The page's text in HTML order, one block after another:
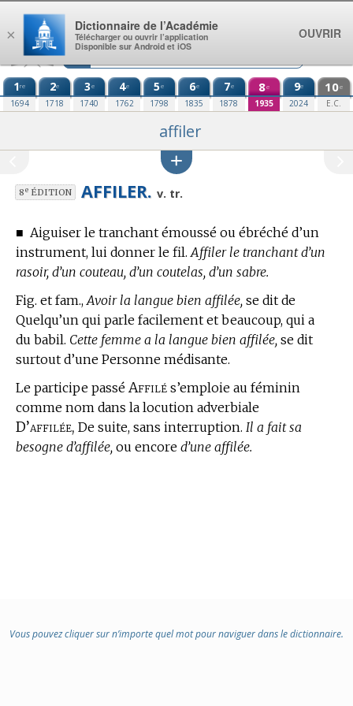
Aller au contenu
1re
1694
2e
1718
3e
1740
4e
1762
5e
1798
6e
1835
7e
1878
8e
1935
9e
2024
10e
E.C.
affiler
8eÉDITION AFFILER. v. tr.
■ Aiguiser le tranchant émoussé ou ébréché d’un
instrument, lui donner le fil. Affiler le tranchant d’un
rasoir, d’un couteau, d’un coutelas, d’un sabre.
Fig. et fam., Avoir la langue bien affilée, se dit de
Quelqu’un qui parle facilement et beaucoup, qui a
du babil. Cette femme a la langue bien affilée, se dit
surtout d’une Personne médisante.
Le participe passé Affilé s’emploie au féminin
comme nom dans la locution adverbiale
D’affilée, De suite, sans interruption. Il a fait sa
besogne d’affilée, ou encore d’une affilée.
Vous pouvez cliquer sur n’importe quel mot pour naviguer dans le dictionnaire.
×
Dictionnaire de l’Académie
Télécharger ou ouvrir l’application
Disponible sur Android et iOS
OUVRIR